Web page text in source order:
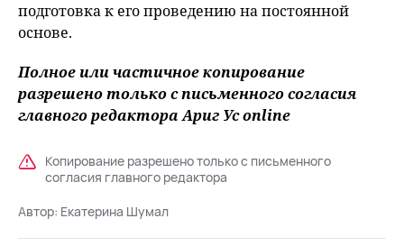
подготовка к его проведению на постоянной
основе.
Полное или частичное копирование
разрешено только с письменного согласия
главного редактора Ариг Ус online
Копирование разрешено только с письменного
согласия главного редактора
Автор: Екатерина Шумал